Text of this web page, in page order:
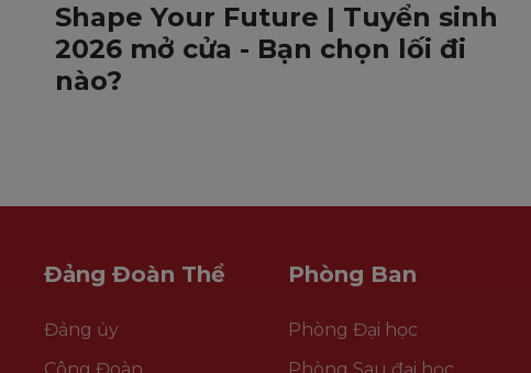
Shape Your Future | Tuyển sinh
2026 mở cửa - Bạn chọn lối đi
nào?
Đảng Đoàn Thể
Đảng ủy
Phòng Ban
Phòng Đại học